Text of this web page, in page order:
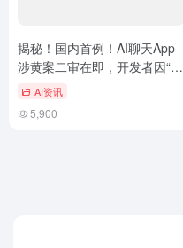
揭秘！国内首例！AI聊天App
涉黄案二审在即，开发者因“突
破大模型道德限制”获刑，市场
AI资讯
5,900